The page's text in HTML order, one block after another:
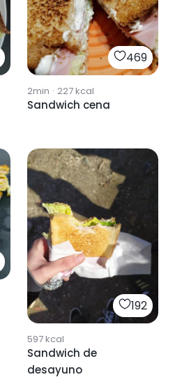
469
2min · 227kcal
Sandwich cena
192
597kcal
Sandwich de
desayuno